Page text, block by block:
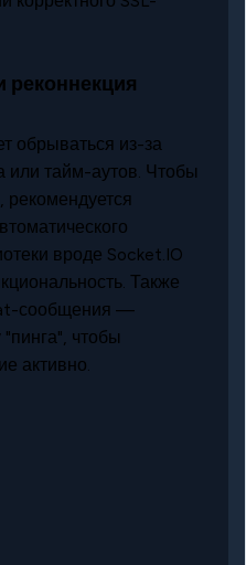
реконнекция
обрываться из-за
или тайм-аутов. Чтобы
рекомендуется
вроде Socket.IO
Также
сообщения —
чтобы
активно.